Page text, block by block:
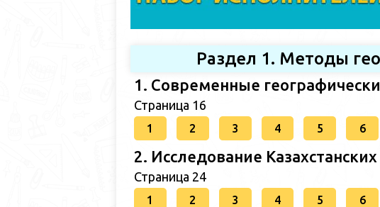
Раздел 1. Методы
1. Современные
Страница 16
1 2 3 4 5 6
2. Исследование
Страница 24
1 2 3 4 5 6